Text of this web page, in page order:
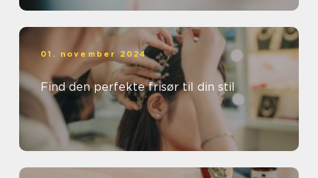
01. november 2024
Find den perfekte frisør til din stil